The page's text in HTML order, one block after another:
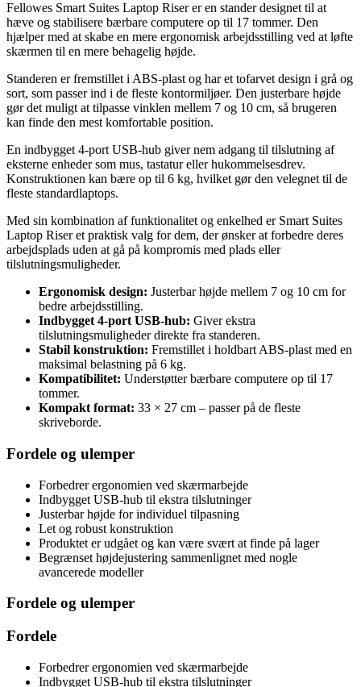
Fellowes Smart Suites Laptop Riser er en stander designet til at
hæve og stabilisere bærbare computere op til 17 tommer. Den
hjælper med at skabe en mere ergonomisk arbejdsstilling ved at løfte
skærmen til en mere behagelig højde.
Standeren er fremstillet i ABS-plast og har et tofarvet design i grå og
sort, som passer ind i de fleste kontormiljøer. Den justerbare højde
gør det muligt at tilpasse vinklen mellem 7 og 10 cm, så brugeren
kan finde den mest komfortable position.
En indbygget 4-port USB-hub giver nem adgang til tilslutning af
eksterne enheder som mus, tastatur eller hukommelsesdrev.
Konstruktionen kan bære op til 6 kg, hvilket gør den velegnet til de
fleste standardlaptops.
Med sin kombination af funktionalitet og enkelhed er Smart Suites
Laptop Riser et praktisk valg for dem, der ønsker at forbedre deres
arbejdsplads uden at gå på kompromis med plads eller
tilslutningsmuligheder.
Ergonomisk design: Justerbar højde mellem 7 og 10 cm for
bedre arbejdsstilling.
Indbygget 4-port USB-hub: Giver ekstra
tilslutningsmuligheder direkte fra standeren.
Stabil konstruktion: Fremstillet i holdbart ABS-plast med en
maksimal belastning på 6 kg.
Kompatibilitet: Understøtter bærbare computere op til 17
tommer.
Kompakt format: 33 × 27 cm – passer på de fleste
skriveborde.
Fordele og ulemper
Forbedrer ergonomien ved skærmarbejde
Indbygget USB-hub til ekstra tilslutninger
Justerbar højde for individuel tilpasning
Let og robust konstruktion
Produktet er udgået og kan være svært at finde på lager
Begrænset højdejustering sammenlignet med nogle
avancerede modeller
Fordele og ulemper
Fordele
Forbedrer ergonomien ved skærmarbejde
Indbygget USB-hub til ekstra tilslutninger